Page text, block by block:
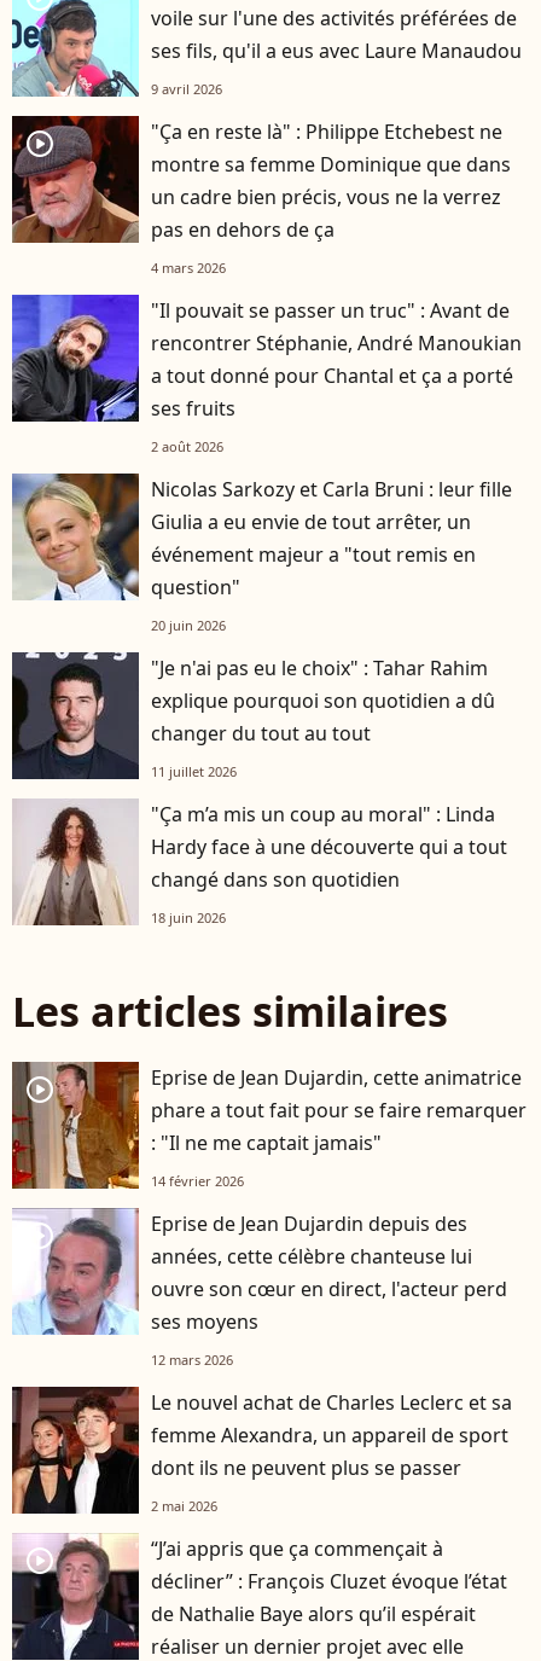
voile sur l'une des activités préférées de
ses fils, qu'il a eus avec Laure Manaudou
9 avril 2026
player2
"Ça en reste là" : Philippe Etchebest ne
montre sa femme Dominique que dans
un cadre bien précis, vous ne la verrez
pas en dehors de ça
4 mars 2026
"Il pouvait se passer un truc" : Avant de
rencontrer Stéphanie, André Manoukian
a tout donné pour Chantal et ça a porté
ses fruits
2 août 2026
Nicolas Sarkozy et Carla Bruni : leur fille
Giulia a eu envie de tout arrêter, un
événement majeur a "tout remis en
question"
20 juin 2026
"Je n'ai pas eu le choix" : Tahar Rahim
explique pourquoi son quotidien a dû
changer du tout au tout
11 juillet 2026
"Ça m’a mis un coup au moral" : Linda
Hardy face à une découverte qui a tout
changé dans son quotidien
18 juin 2026
Les articles similaires
player2
Eprise de Jean Dujardin, cette animatrice
phare a tout fait pour se faire remarquer
: "Il ne me captait jamais"
14 février 2026
player2
Eprise de Jean Dujardin depuis des
années, cette célèbre chanteuse lui
ouvre son cœur en direct, l'acteur perd
ses moyens
12 mars 2026
Le nouvel achat de Charles Leclerc et sa
femme Alexandra, un appareil de sport
dont ils ne peuvent plus se passer
2 mai 2026
player2
“J’ai appris que ça commençait à
décliner” : François Cluzet évoque l’état
de Nathalie Baye alors qu’il espérait
réaliser un dernier projet avec elle